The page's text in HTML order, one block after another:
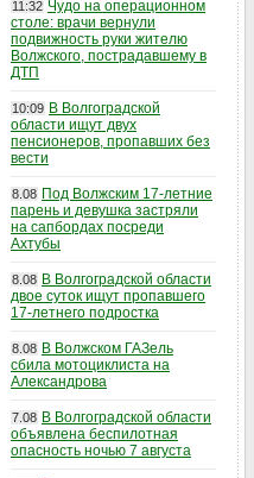
11:32 Чудо на операционном
столе: врачи вернули
подвижность руки жителю
Волжского, пострадавшему в
ДТП
10:09 В Волгоградской
области ищут двух
пенсионеров, пропавших без
вести
8.08 Под Волжским 17-летние
парень и девушка застряли
на сапбордах посреди
Ахтубы
8.08 В Волгоградской области
двое суток ищут пропавшего
17-летнего подростка
8.08 В Волжском ГАЗель
сбила мотоциклиста на
Александрова
7.08 В Волгоградской области
объявлена беспилотная
опасность ночью 7 августа